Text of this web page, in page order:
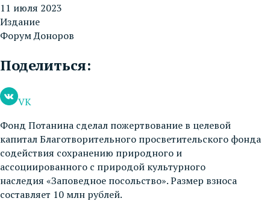
11 июля 2023
Издание
Форум Доноров
Поделиться:
VK
Фонд Потанина сделал пожертвование в целевой
капитал Благотворительного просветительского фонда
содействия сохранению природного и
ассоциированного с природой культурного
наследия «Заповедное посольство». Размер взноса
составляет 10 млн рублей.